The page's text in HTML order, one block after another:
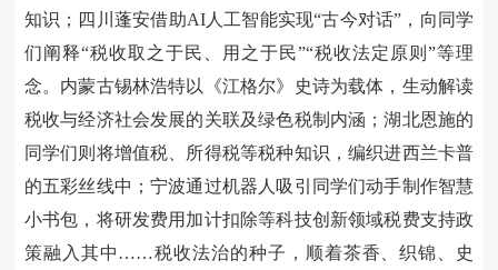
知识；四川蓬安借助AI人工智能实现“古今对话”，向同学
们阐释“税收取之于民、用之于民”“税收法定原则”等理
念。内蒙古锡林浩特以《江格尔》史诗为载体，生动解读
税收与经济社会发展的关联及绿色税制内涵；湖北恩施的
同学们则将增值税、所得税等税种知识，编织进西兰卡普
的五彩丝线中；宁波通过机器人吸引同学们动手制作智慧
小书包，将研发费用加计扣除等科技创新领域税费支持政
策融入其中……税收法治的种子，顺着茶香、织锦、史